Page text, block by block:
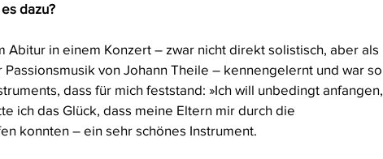
dazu?
Abitur in einem Konzert – zwar nicht direkt solistisch, aber als
von Johann Theile – kennengelernt und war so
dass für mich feststand: »Ich will unbedingt anfangen,
ich das Glück, dass meine Eltern mir durch die
konnten – ein sehr schönes Instrument.